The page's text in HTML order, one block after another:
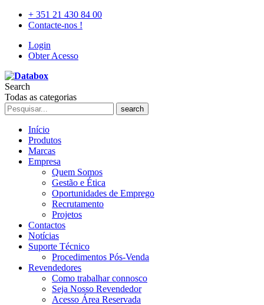
+ 351 21 430 84 00
Contacte-nos !
Login
Obter Acesso
Search
Todas as categorias
search
Início
Produtos
Marcas
Empresa
Quem Somos
Gestão e Ética
Oportunidades de Emprego
Recrutamento
Projetos
Contactos
Notícias
Suporte Técnico
Procedimentos Pós-Venda
Revendedores
Como trabalhar connosco
Seja Nosso Revendedor
Acesso Área Reservada